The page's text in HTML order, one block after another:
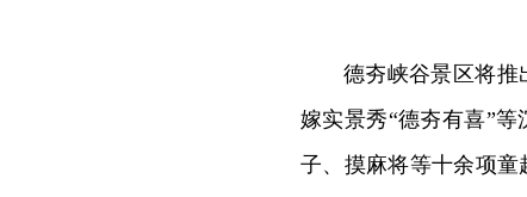
德夯峡谷景区将推
嫁实景秀“德夯有喜”
子、摸麻将等十余项